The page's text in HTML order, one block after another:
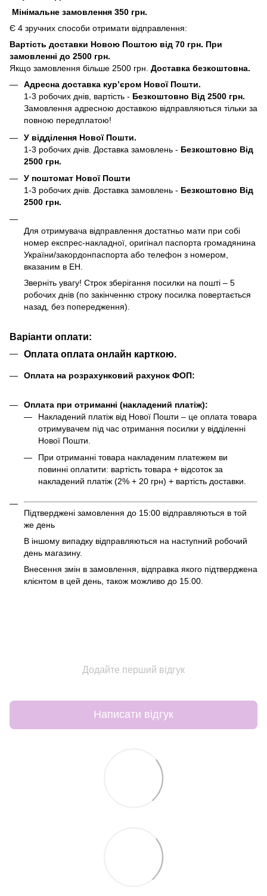
Мінімальне замовлення 350 грн.
Є 4 зручних способи отримати відправлення:
Вартість доставки Новою Поштою від 70 грн. При
замовленні до 2500 грн.
Якщо замовлення більше 2500 грн. Доставка безкоштовна.
Адресна доставка кур’єром Нової Пошти.
1-3 робочих днів, вартість - Безкоштовно Від 2500 грн.
Замовлення адресною доставкою відправляються тільки за
повною передплатою!
У відділення Нової Пошти.
1-3 робочих днів. Доставка замовлень - Безкоштовно Від
2500 грн.
У поштомат Нової Пошти
1-3 робочих днів. Доставка замовлень - Безкоштовно Від
2500 грн.
Для отримувача відправлення достатньо мати при собі
номер експрес-накладної, оригінал паспорта громадянина
України/закордонпаспорта або телефон з номером,
вказаним в ЕН.
Зверніть увагу! Строк зберігання посилки на пошті – 5
робочих днів (по закінченню строку посилка повертається
назад, без попередження).
Варіанти оплати:
Оплата оплата онлайн карткою.
Оплата на розрахунковий рахунок ФОП:
Оплата при отриманні (накладений платіж):
Накладений платіж від Нової Пошти – це оплата товара
отримувачем під час отримання посилки у відділенні
Нової Пошти.
При отриманні товара накладеним платежем ви
повинні оплатити: вартість товара + відсоток за
накладений платіж (2% + 20 грн) + вартість доставки.
Підтверджені замовлення до 15:00 відправляються в той
же день
В іншому випадку відправляються на наступний робочий
день магазину.
Внесення змін в замовлення, відправка якого підтверджена
клієнтом в цей день, також можливо до 15.00.
Додайте перший відгук
Написати відгук